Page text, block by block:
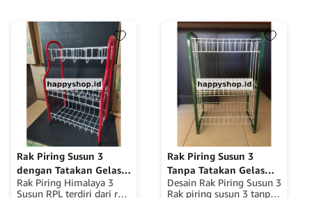
Rak Piring Susun 3
dengan Tatakan Gelas
RPL HIMALAYA
Rak Piring Himalaya 3
Susun RPL terdiri dari rak
Rak Piring Susun 3
Tanpa Tatakan Gelas
RPK HIMALAYA
Desain Rak Piring Susun 3
Rak piring susun 3 tanpa